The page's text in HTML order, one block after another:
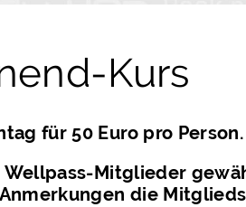
Kurs
für 50 Euro pro Person.
Mitglieder
die